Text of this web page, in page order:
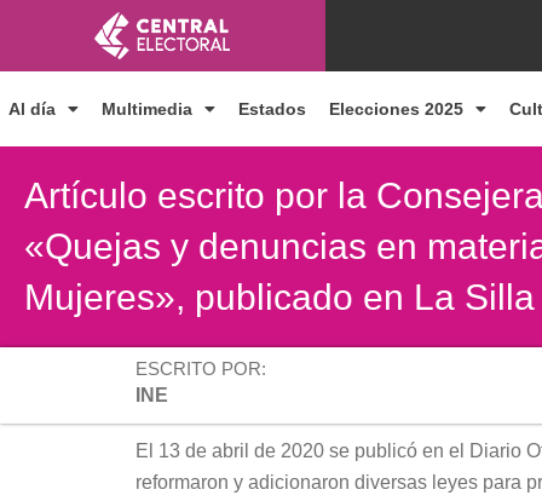
contenido
Al día Multimedia Estados Elecciones 2025
Artículo escrito por la
«Quejas y denuncias en
Mujeres», publicado en La
ESCRITO POR:
INE
El 13 de abril de 2020 se publicó en el Diario
reformaron y adicionaron diversas leyes para